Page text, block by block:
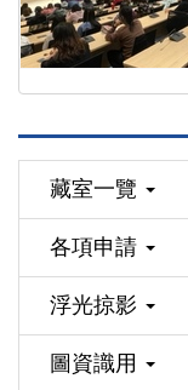
藏室一覽
各項申請
浮光掠影
圖資識用